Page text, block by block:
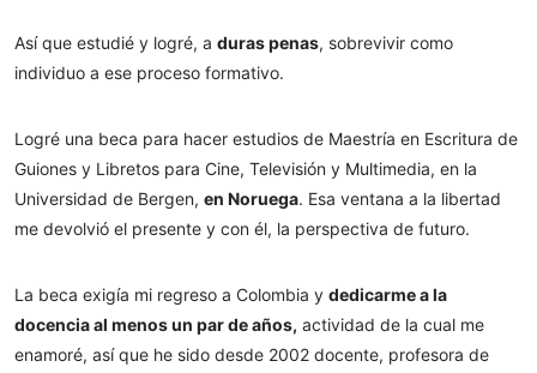
Así que estudié y logré, a duras penas, sobrevivir como
individuo a ese proceso formativo.
Logré una beca para hacer estudios de Maestría en Escritura de
Guiones y Libretos para Cine, Televisión y Multimedia, en la
Universidad de Bergen, en Noruega. Esa ventana a la libertad
me devolvió el presente y con él, la perspectiva de futuro.
La beca exigía mi regreso a Colombia y dedicarme a la
docencia al menos un par de años, actividad de la cual me
enamoré, así que he sido desde 2002 docente, profesora de